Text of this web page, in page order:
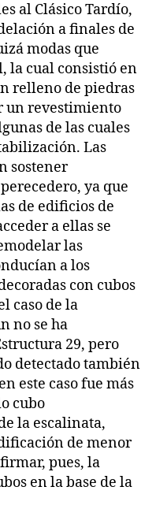
al Clásico Tardío,
a finales de
modas que
la cual consistió en
relleno de piedras
un revestimiento
de las cuales
Las
sostener
ya que
de edificios de
a ellas se
las
a los
con cubos
caso de la
no se ha
29, pero
detectado también
este caso fue más
cubo
la escalinata,
de menor
pues, la
en la base de la